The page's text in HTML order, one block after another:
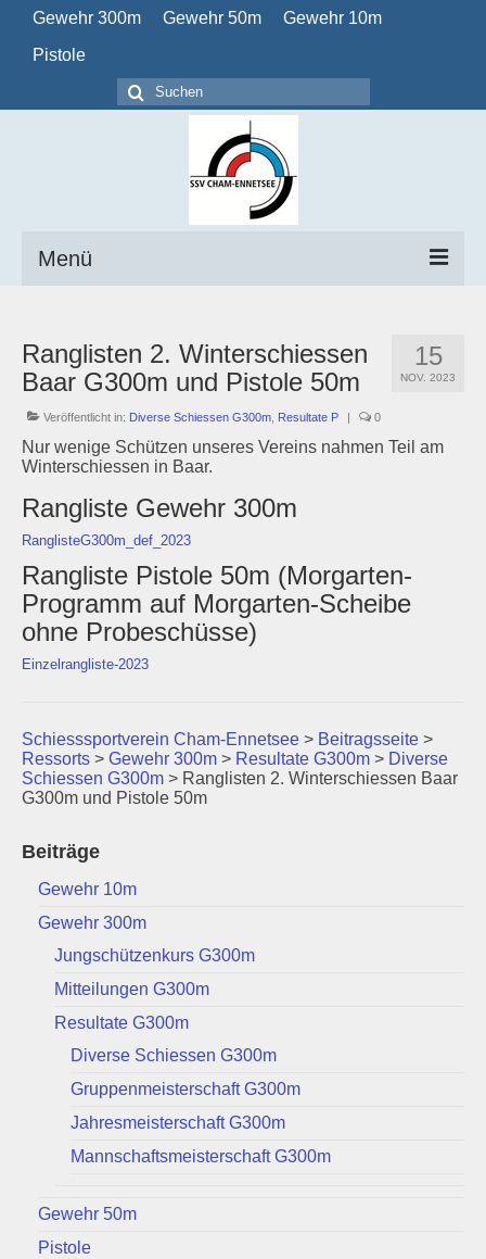
Gewehr 300m Gewehr 50m
Gewehr 10m
Pistole
Suchen
nach:
Menü
Verein
Obligatorisch
Kalender
Schützenstuben
Newsletter
Fotogalerie
Links
15
NOV. 2023
Ranglisten 2. Winterschiessen
Baar G300m und Pistole 50m
Veröffentlicht in: Diverse Schiessen G300m Resultate P | 0
Nur wenige Schützen unseres Vereins nahmen Teil am
Winterschiessen in Baar.
Rangliste Gewehr 300m
RanglisteG300m_def_2023
Rangliste Pistole 50m (Morgarten-
Programm auf Morgarten-Scheibe
ohne Probeschüsse)
Einzelrangliste-2023
Schiesssportverein Cham-Ennetsee > Beitragsseite >
Ressorts > Gewehr 300m > Resultate G300m > Diverse
Schiessen G300m > Ranglisten 2. Winterschiessen Baar
G300m und Pistole 50m
Beiträge
Gewehr 10m
Gewehr 300m
Jungschützenkurs G300m
Mitteilungen G300m
Resultate G300m
Diverse Schiessen G300m
Gruppenmeisterschaft G300m
Jahresmeisterschaft G300m
Mannschaftsmeisterschaft G300m
Gewehr 50m
Pistole